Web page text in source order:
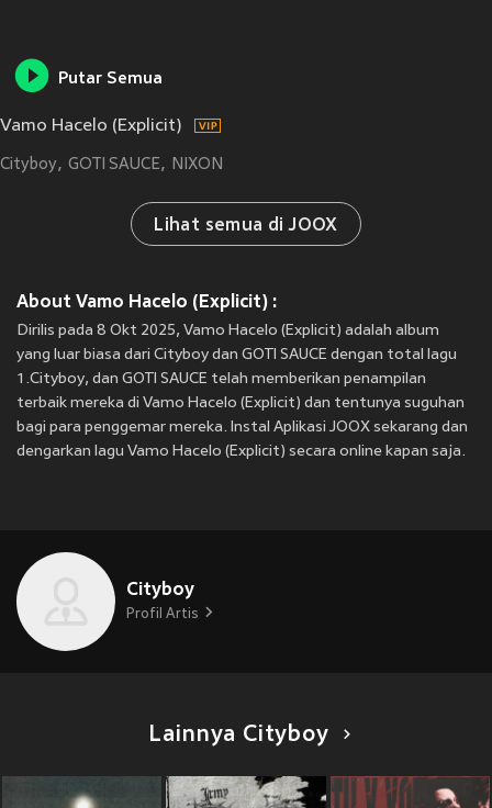
Putar Semua
Vamo Hacelo (Explicit)
Cityboy GOTI SAUCE NIXON
Lihat semua di JOOX
About Vamo Hacelo (Explicit) :
Dirilis pada 8 Okt 2025, Vamo Hacelo (Explicit) adalah album
yang luar biasa dari Cityboy dan GOTI SAUCE dengan total lagu
1.Cityboy, dan GOTI SAUCE telah memberikan penampilan
terbaik mereka di Vamo Hacelo (Explicit) dan tentunya suguhan
bagi para penggemar mereka. Instal Aplikasi JOOX sekarang dan
dengarkan lagu Vamo Hacelo (Explicit) secara online kapan saja.
Cityboy
Profil Artis
Lainnya Cityboy